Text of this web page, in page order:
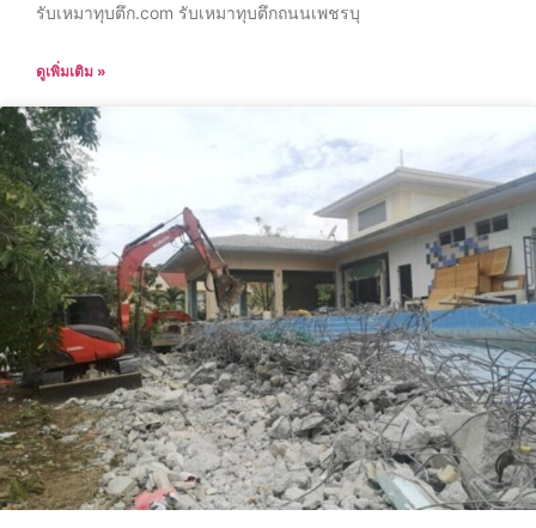
รับเหมาทุบตึก.com รับเหมาทุบตึกถนนเพชรบุ
ดูเพิ่มเติม »